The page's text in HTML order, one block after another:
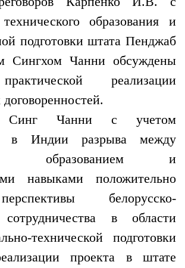
образования и
подготовки штата Пенджаб
Сингхом Чанни обсуждены
реализации
Синг Чанни с учетом
в Индии разрыва между
образованием и
навыками положительно
белорусско-
сотрудничества в области
технической подготовки
проекта в штате